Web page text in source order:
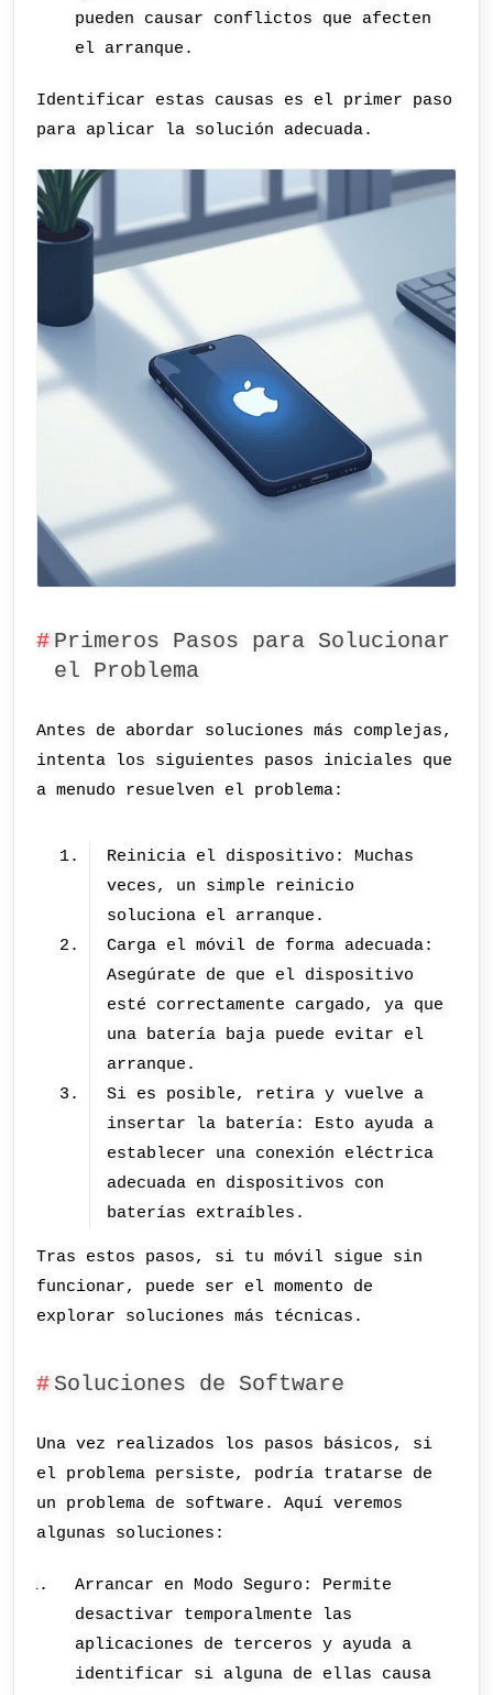
pueden causar conflictos que afecten
el arranque.
Identificar estas causas es el primer paso
para aplicar la solución adecuada.
Primeros Pasos para Solucionar
el Problema
Antes de abordar soluciones más complejas,
intenta los siguientes pasos iniciales que
a menudo resuelven el problema:
Reinicia el dispositivo: Muchas
veces, un simple reinicio
soluciona el arranque.
Carga el móvil de forma adecuada:
Asegúrate de que el dispositivo
esté correctamente cargado, ya que
una batería baja puede evitar el
arranque.
Si es posible, retira y vuelve a
insertar la batería: Esto ayuda a
establecer una conexión eléctrica
adecuada en dispositivos con
baterías extraíbles.
Tras estos pasos, si tu móvil sigue sin
funcionar, puede ser el momento de
explorar soluciones más técnicas.
Soluciones de Software
Una vez realizados los pasos básicos, si
el problema persiste, podría tratarse de
un problema de software. Aquí veremos
algunas soluciones:
Arrancar en Modo Seguro: Permite
desactivar temporalmente las
aplicaciones de terceros y ayuda a
identificar si alguna de ellas causa